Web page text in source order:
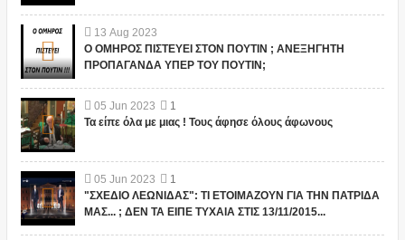
13 Aug 2023
Ο ΟΜΗΡΟΣ ΠΙΣΤΕΥΕΙ ΣΤΟΝ ΠΟΥΤΙΝ ; ΑΝΕΞΗΓΗΤΗ
ΠΡΟΠΑΓΑΝΔΑ ΥΠΕΡ ΤΟΥ ΠΟΥΤΙΝ;
05 Jun 2023
1
Τα είπε όλα με μιας ! Τους άφησε όλους άφωνους
05 Jun 2023
1
"ΣΧΕΔΙΟ ΛΕΩΝΙΔΑΣ": ΤΙ ΕΤΟΙΜΑΖΟΥΝ ΓΙΑ ΤΗΝ ΠΑΤΡΙΔΑ
ΜΑΣ... ; ΔΕΝ ΤΑ ΕΙΠΕ ΤΥΧΑΙΑ ΣΤΙΣ 13/11/2015...